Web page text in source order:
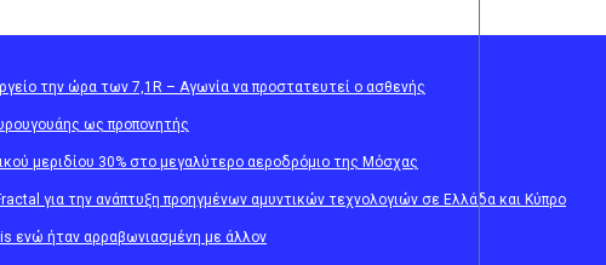
την ώρα των 7,1R – Αγωνία να προστατευτεί ο ασθενής
ως προπονητής
μεριδίου 30% στο μεγαλύτερο αεροδρόμιο της Μόσχας
για την ανάπτυξη προηγμένων αμυντικών τεχνολογιών σε Ελλάδα και Κύπρο
ενώ ήταν αρραβωνιασμένη με άλλον